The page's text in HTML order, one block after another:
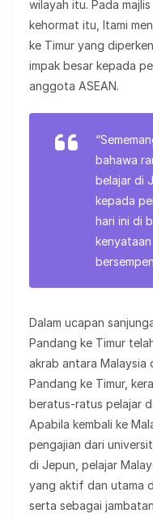
wilayah itu. Pada
kehormat itu, Itami
ke Timur yang
impak besar kepada
anggota ASEAN.
bahawa
belajar di
kepada
hari ini di
Dalam ucapan
Pandang ke Timur
akrab antara Malaysia
Pandang ke Timur,
beratus-ratus pelajar
Apabila kembali ke
pengajian dari
di Jepun, pelajar
yang aktif dan utama
serta sebagai